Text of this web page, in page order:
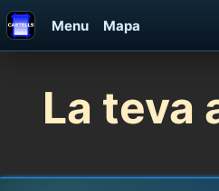
Menu Mapa
La teva